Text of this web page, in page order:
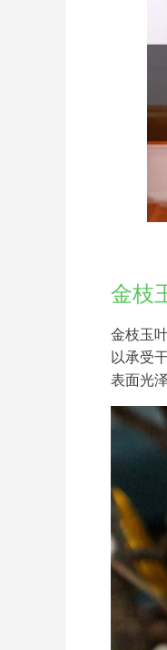
金枝
金枝玉
以承受
表面光